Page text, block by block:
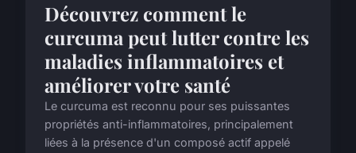
Découvrez comment le
curcuma peut lutter contre les
maladies inflammatoires et
améliorer votre santé
Le curcuma est reconnu pour ses puissantes
propriétés anti-inflammatoires, principalement
liées à la présence d'un composé actif appelé